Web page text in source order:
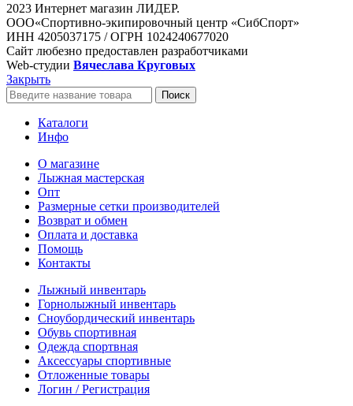
2023 Интернет магазин ЛИДЕР.
ООО«Спортивно-экипировочный центр «СибСпорт»
ИНН 4205037175 / ОГРН 1024240677020
Сайт любезно предоставлен разработчиками
Web-студии Вячеслава Круговых
Закрыть
Поиск
Каталоги
Инфо
О магазине
Лыжная мастерская
Опт
Размерные сетки производителей
Возврат и обмен
Оплата и доставка
Помощь
Контакты
Лыжный инвентарь
Горнолыжный инвентарь
Сноубордический инвентарь
Обувь спортивная
Одежда спортвная
Аксессуары спортивные
Отложенные товары
Логин / Регистрация